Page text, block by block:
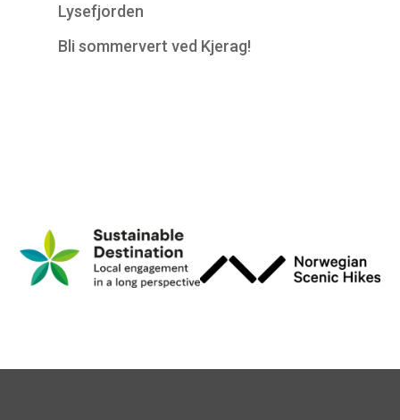
Lysefjorden
Bli sommervert ved Kjerag!